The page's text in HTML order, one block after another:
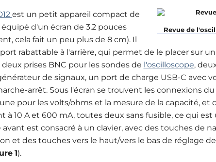
Revue de
est un petit appareil compact de
équipé d'un écran de 3,2 pouces
cela fait un peu plus de 8 cm). Il
rabattable à l'arrière, qui permet de le placer sur un
prises BNC pour les sondes de l'oscilloscope,
de signaux, un port de charge USB-C avec
arrêt. Sous l'écran se trouvent les connexions
pour les volts/ohms et la mesure de la capacité, et
à 10 A et 600 mA, toutes deux sans fusible, ce qui
avant est consacré à un clavier, avec des touches de
et des touches vers le haut/vers le bas de réglage de
1).